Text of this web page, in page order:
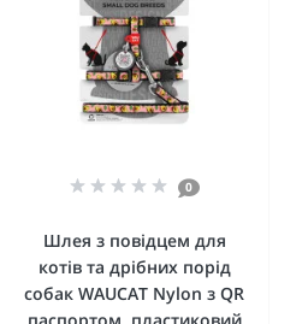
0
Шлея з повідцем для
котів та дрібних порід
собак WAUCAT Nylon з QR
паспортом, пластиковий